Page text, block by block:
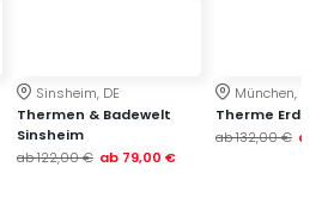
Sinsheim, DE
Thermen & Badewelt
Sinsheim
ab122,00 € ab 79,00 €
München, DE
Therme Erding
ab132,00 € ab